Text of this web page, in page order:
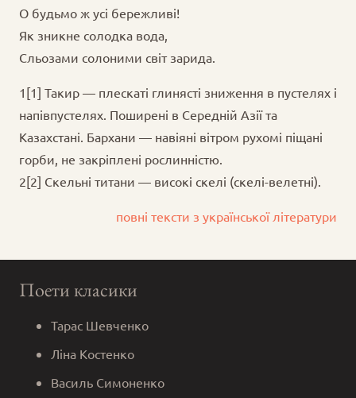
О будьмо ж усі бережливі!
Як зникне солодка вода,
Сльозами солоними світ зарида.
1[1] Такир — плескаті глинясті зниження в пустелях і
напівпустелях. Поширені в Середній Азії та
Казахстані. Бархани — навіяні вітром рухомі піщані
горби, не закріплені рослинністю.
2[2] Скельні титани — високі скелі (скелі-велетні).
повні тексти з української літератури
Поети класики
Тарас Шевченко
Ліна Костенко
Василь Симоненко